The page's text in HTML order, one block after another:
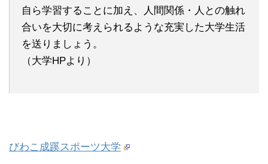
自ら学習することに加え、人間関係・人との触れ
合いを大切に考えられるような充実した大学生活
を送りましょう。
（大学HPより）
びわこ成蹊スポーツ大学